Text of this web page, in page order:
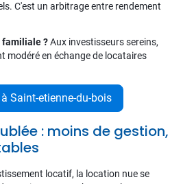
C'est un arbitrage entre rendement
familiale ?Aux investisseurs sereins,
modéré en échange de locataires
Saint-etienne-du-bois
: moins de gestion,
locatif, la location nue se